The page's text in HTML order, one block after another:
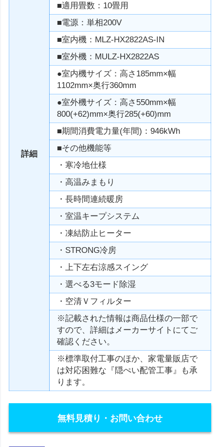
詳細
■適用畳数：10畳用
■電源：単相200V
■室内機：MLZ-HX2822AS-IN
■室外機：MULZ-HX2822AS
●室内機サイズ：高さ185mm×幅
1102mm×奥行360mm
●室外機サイズ：高さ550mm×幅
800(+62)mm×奥行285(+60)mm
■期間消費電力量(年間)：946kWh
■その他機能等
・寒冷地仕様
・高温みまもり
・長時間連続暖房
・室温キープシステム
・凍結防止ヒーター
・STRONG冷房
・上下左右涼感スイング
・選べる3モード除湿
・空清Ｖフィルター
※記載された情報は商品仕様の一部で
すので、詳細はメーカーサイトにてご
確認ください。
※標準取付工事のほか、家電量販店で
は対応困難な『隠ぺい配管工事』も承
ります。
無料見積り・お問い合わせ